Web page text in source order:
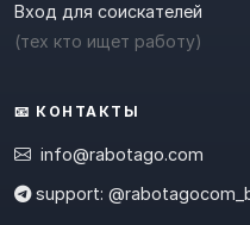
Вход для соискателей
(тех кто ищет работу)
📧 КОНТАКТЫ
info@rabotago.com
support: